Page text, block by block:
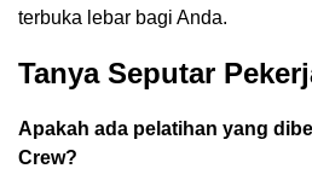
terbuka lebar bagi Anda.
Tanya Seputar
Apakah ada pelatihan yang
Crew?